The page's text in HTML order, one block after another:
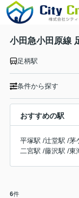
小田急小田原線
足柄駅
条件から探す
おすすめの駅
平塚駅 /辻堂駅 /茅
二宮駅 /藤沢駅 /東
6件